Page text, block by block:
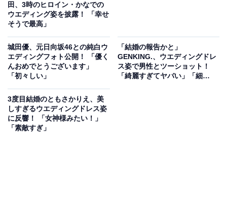
田、3時のヒロイン・かなでの
ウエディング姿を披露！ 「幸せ
そうで最高」
城田優、元日向坂46との純白ウ
エディングフォト公開！ 「優く
んおめでとうございます」
「初々しい」
「結婚の報告かと」
GENKING.、ウエディングドレ
ス姿で男性とツーショット！
「綺麗すぎてヤバい」「細
3度目結婚のともさかりえ、美
しすぎるウエディングドレス姿
に反響！ 「女神様みたい！」
「素敵すぎ」